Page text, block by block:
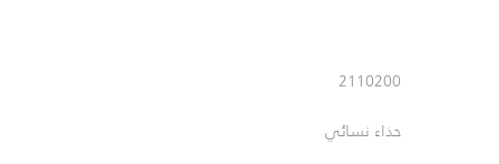
2110200
حذاء نسائي